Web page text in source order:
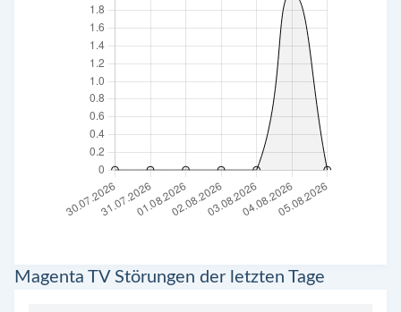
Magenta TV Störungen der letzten Tage